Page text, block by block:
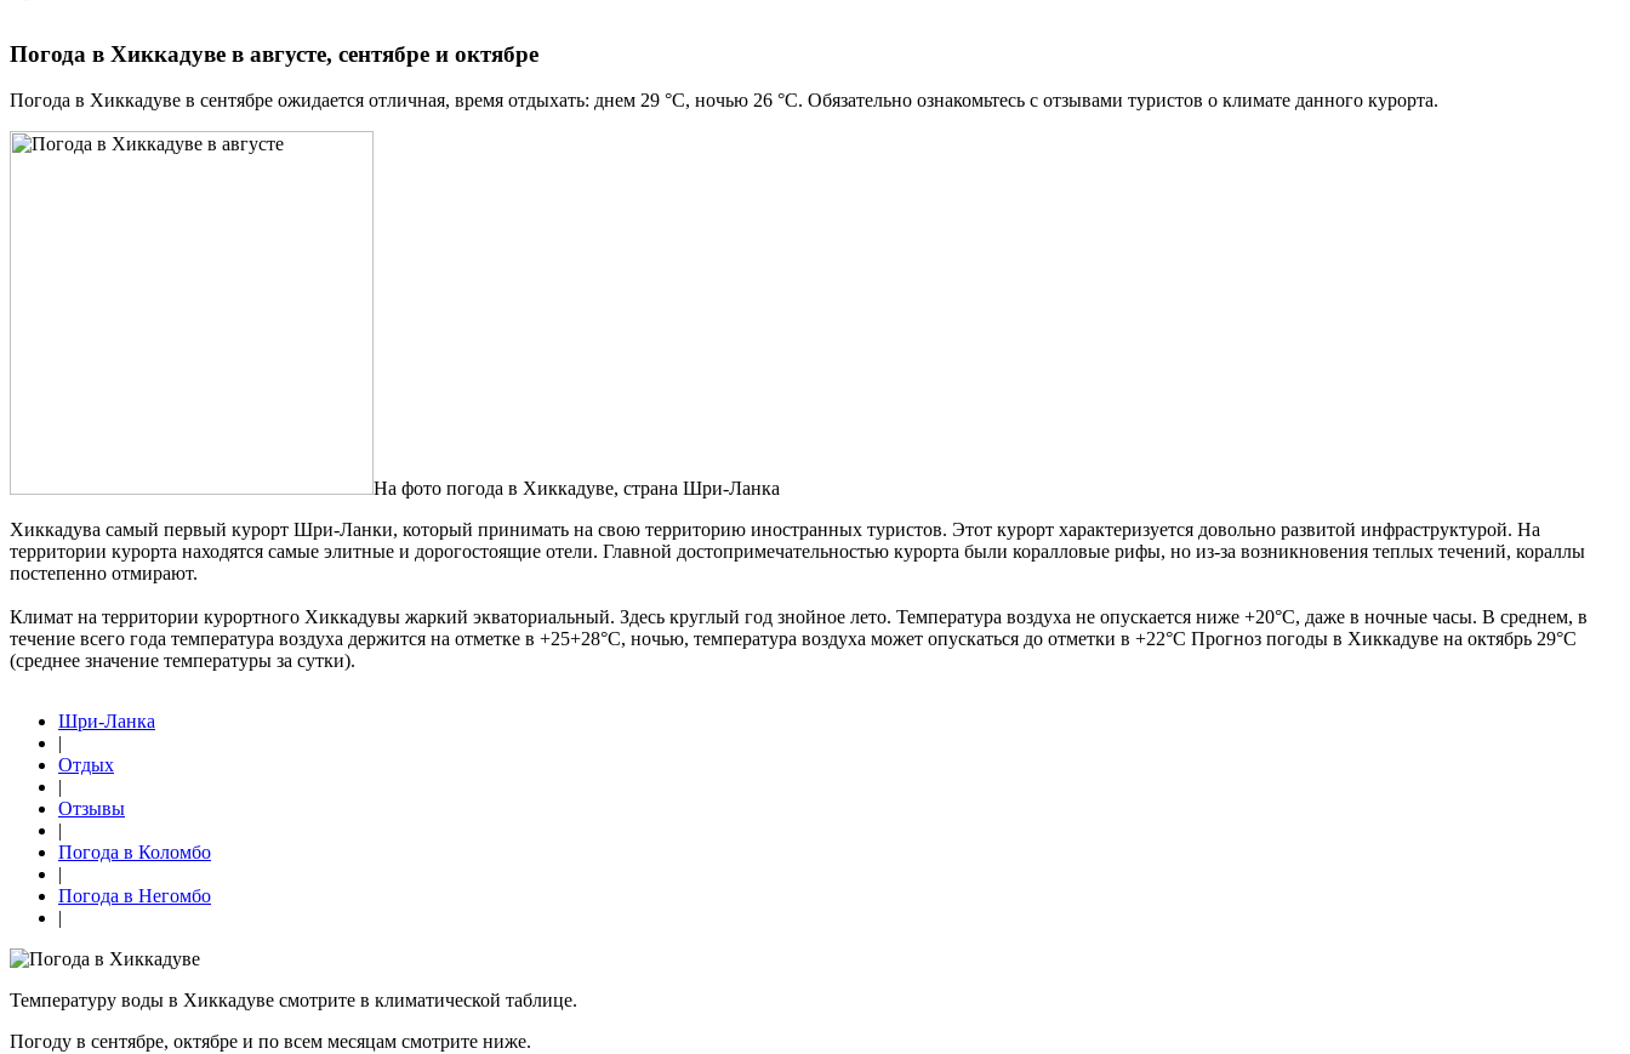
Погода в Хиккадуве в августе, сентябре и октябре
Погода в Хиккадуве в сентябре ожидается отличная, время отдыхать: днем 29 °C, ночью 26 °C. Обязательно ознакомьтесь с отзывами туристов о климате данного курорта.
На фото погода в Хиккадуве, страна Шри-Ланка
Хиккадува самый первый курорт Шри-Ланки, который принимать на свою территорию иностранных туристов. Этот курорт характеризуется довольно развитой инфраструктурой. На
территории курорта находятся самые элитные и дорогостоящие отели. Главной достопримечательностью курорта были коралловые рифы, но из-за возникновения теплых течений, кораллы
постепенно отмирают.
Климат на территории курортного Хиккадувы жаркий экваториальный. Здесь круглый год знойное лето. Температура воздуха не опускается ниже +20°С, даже в ночные часы. В среднем, в
течение всего года температура воздуха держится на отметке в +25+28°С, ночью, температура воздуха может опускаться до отметки в +22°С Прогноз погоды в Хиккадуве на октябрь 29°C
(среднее значение температуры за сутки).
Шри-Ланка
|
Отдых
|
Отзывы
|
Погода в Коломбо
|
Погода в Негомбо
|
Температуру воды в Хиккадуве смотрите в климатической таблице.
Погоду в сентябре, октябре и по всем месяцам смотрите ниже.